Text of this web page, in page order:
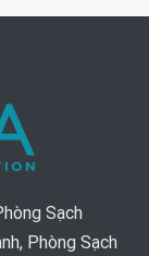
Sạch
Phòng Sạch